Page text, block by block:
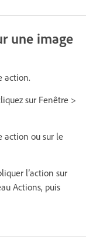
une image
action.
sur Fenêtre >
action ou sur le
l’action sur
Actions, puis